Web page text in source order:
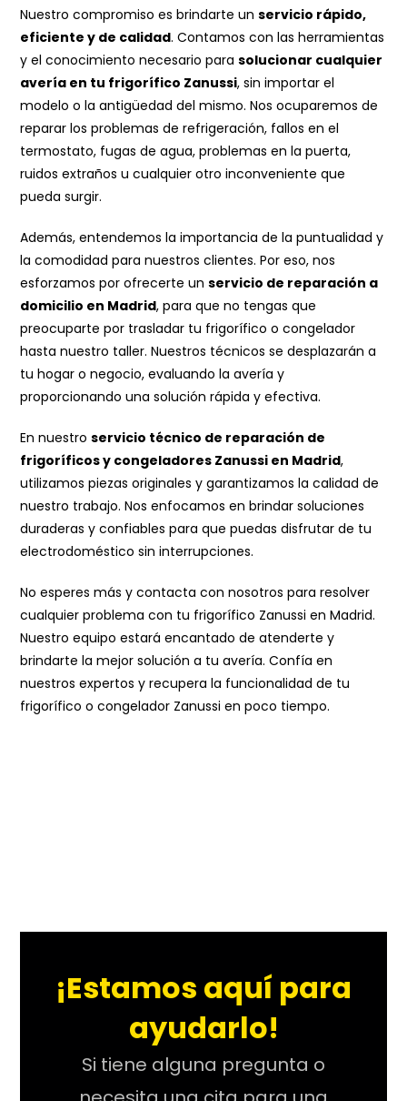
Nuestro compromiso es brindarte unservicio rápido,
eficiente y de calidad. Contamos con las herramientas
y el conocimiento necesario parasolucionar cualquier
avería en tu frigorífico Zanussi, sin importar el
modelo o la antigüedad del mismo. Nos ocuparemos de
reparar los problemas de refrigeración, fallos en el
termostato, fugas de agua, problemas en la puerta,
ruidos extraños u cualquier otro inconveniente que
pueda surgir.
Además, entendemos la importancia de la puntualidad y
la comodidad para nuestros clientes. Por eso, nos
esforzamos por ofrecerte unservicio de reparación a
domicilio en Madrid, para que no tengas que
preocuparte por trasladar tu frigorífico o congelador
hasta nuestro taller. Nuestros técnicos se desplazarán a
tu hogar o negocio, evaluando la avería y
proporcionando una solución rápida y efectiva.
En nuestroservicio técnico de reparación de
frigoríficos y congeladores Zanussi en Madrid,
utilizamos piezas originales y garantizamos la calidad de
nuestro trabajo. Nos enfocamos en brindar soluciones
duraderas y confiables para que puedas disfrutar de tu
electrodoméstico sin interrupciones.
No esperes más y contacta con nosotros para resolver
cualquier problema con tu frigorífico Zanussi en Madrid.
Nuestro equipo estará encantado de atenderte y
brindarte la mejor solución a tu avería. Confía en
nuestros expertos y recupera la funcionalidad de tu
frigorífico o congelador Zanussi en poco tiempo.
¡Estamos aquí para
ayudarlo!
Si tiene alguna pregunta o